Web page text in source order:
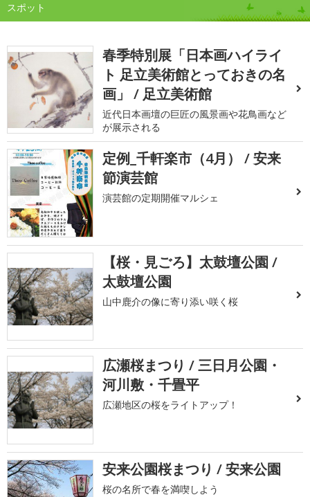
スポット
春季特別展「日本画ハイライ
ト 足立美術館とっておきの名
画」 / 足立美術館
近代日本画壇の巨匠の風景画や花鳥画など
が展示される
定例_千軒楽市（4月） / 安来
節演芸館
演芸館の定期開催マルシェ
【桜・見ごろ】太鼓壇公園 /
太鼓壇公園
山中鹿介の像に寄り添い咲く桜
広瀬桜まつり / 三日月公園・
河川敷・千畳平
広瀬地区の桜をライトアップ！
安来公園桜まつり / 安来公園
桜の名所で春を満喫しよう